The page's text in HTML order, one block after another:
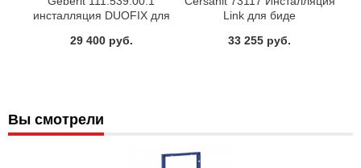
инсталляция DUOFIX для
29 400 руб.
Link для биде
33 255 руб.
Вы смотрели